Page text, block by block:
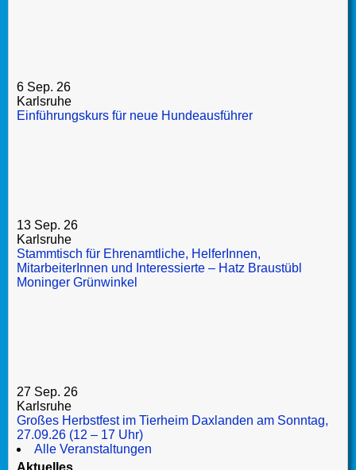
6 Sep. 26
Karlsruhe
Einführungskurs für neue Hundeausführer
13 Sep. 26
Karlsruhe
Stammtisch für Ehrenamtliche, HelferInnen,
MitarbeiterInnen und Interessierte – Hatz Braustübl
Moninger Grünwinkel
27 Sep. 26
Karlsruhe
Großes Herbstfest im Tierheim Daxlanden am Sonntag,
27.09.26 (12 – 17 Uhr)
Alle Veranstaltungen